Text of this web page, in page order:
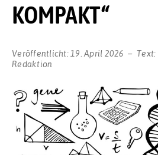
KOMPAKT“
Veröffentlicht: 19. April 2026 Text:
Redaktion